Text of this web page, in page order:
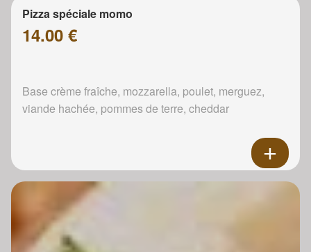
Pizza spéciale momo
14.00 €
Base crème fraîche, mozzarella, poulet, merguez,
viande hachée, pommes de terre, cheddar